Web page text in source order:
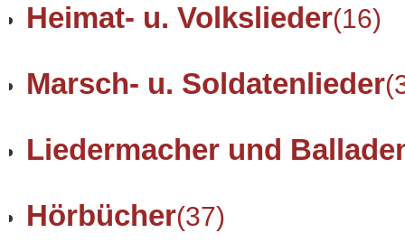
Heimat- u. Volkslieder(16)
Marsch- u. Soldatenlieder
Liedermacher und
Hörbücher(37)